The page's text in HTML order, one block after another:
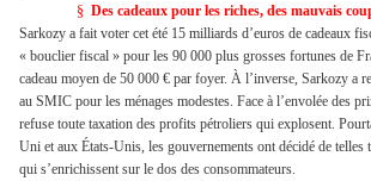
§ Des cadeaux pour les riches, des mauvais
Sarkozy a fait voter cet été 15 milliards d’euros de cadeaux
« bouclier fiscal » pour les 90 000 plus grosses fortunes de
cadeau moyen de 50 000 € par foyer. À l’inverse, Sarkozy a
au SMIC pour les ménages modestes. Face à l’envolée des
refuse toute taxation des profits pétroliers qui explosent.
Uni et aux États-Unis, les gouvernements ont décidé de telles
qui s’enrichissent sur le dos des consommateurs.